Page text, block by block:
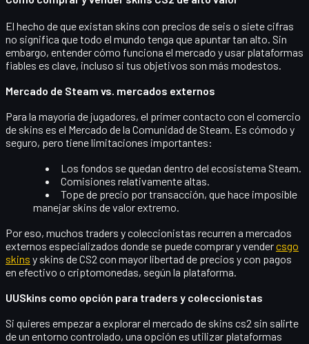
El hecho de que existan skins con precios de seis o siete cifras
no significa que todo el mundo tenga que apuntar tan alto. Sin
embargo, entender cómo funciona el mercado y usar plataformas
fiables es clave, incluso si tus objetivos son más modestos.
Mercado de Steam vs. mercados externos
Para la mayoría de jugadores, el primer contacto con el comercio
de skins es el Mercado de la Comunidad de Steam. Es cómodo y
seguro, pero tiene limitaciones importantes:
Los fondos se quedan dentro del ecosistema Steam.
Comisiones relativamente altas.
Tope de precio por transacción, que hace imposible
manejar skins de valor extremo.
Por eso, muchos traders y coleccionistas recurren a mercados
externos especializados donde se puede comprar y vendercsgo
skins y skins de CS2 con mayor libertad de precios y con pagos
en efectivo o criptomonedas, según la plataforma.
UUSkins como opción para traders y coleccionistas
Si quieres empezar a explorar el mercado de skins cs2 sin salirte
de un entorno controlado, una opción es utilizar plataformas